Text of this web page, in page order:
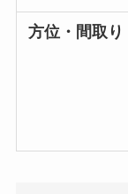
方位・間取り